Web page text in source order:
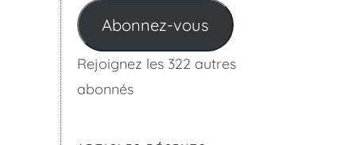
mail
Abonnez-vous
Rejoignez les 322 autres
abonnés